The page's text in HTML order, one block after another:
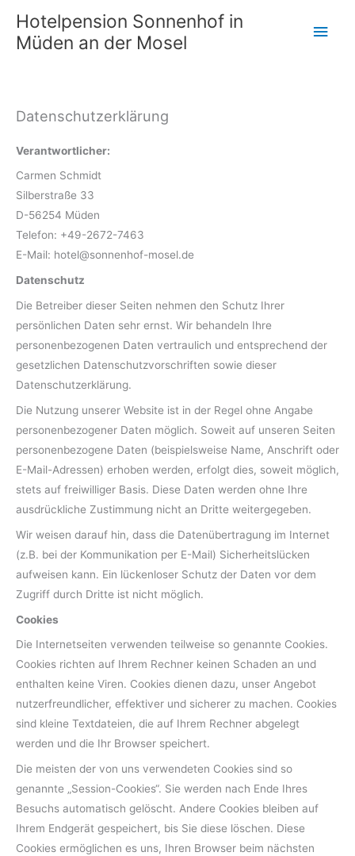
Inhalt
springen
Hotelpension Sonnenhof in
Müden an der Mosel
Datenschutzerklärung
Verantwortlicher:
Carmen Schmidt
Silberstraße 33
D-56254 Müden
Telefon: +49-2672-7463
E-Mail: hotel@sonnenhof-mosel.de
Datenschutz
Die Betreiber dieser Seiten nehmen den Schutz Ihrer
persönlichen Daten sehr ernst. Wir behandeln Ihre
personenbezogenen Daten vertraulich und entsprechend der
gesetzlichen Datenschutzvorschriften sowie dieser
Datenschutzerklärung.
Die Nutzung unserer Website ist in der Regel ohne Angabe
personenbezogener Daten möglich. Soweit auf unseren Seiten
personenbezogene Daten (beispielsweise Name, Anschrift oder
E-Mail-Adressen) erhoben werden, erfolgt dies, soweit möglich,
stets auf freiwilliger Basis. Diese Daten werden ohne Ihre
ausdrückliche Zustimmung nicht an Dritte weitergegeben.
Wir weisen darauf hin, dass die Datenübertragung im Internet
(z.B. bei der Kommunikation per E-Mail) Sicherheitslücken
aufweisen kann. Ein lückenloser Schutz der Daten vor dem
Zugriff durch Dritte ist nicht möglich.
Cookies
Die Internetseiten verwenden teilweise so genannte Cookies.
Cookies richten auf Ihrem Rechner keinen Schaden an und
enthalten keine Viren. Cookies dienen dazu, unser Angebot
nutzerfreundlicher, effektiver und sicherer zu machen. Cookies
sind kleine Textdateien, die auf Ihrem Rechner abgelegt
werden und die Ihr Browser speichert.
Die meisten der von uns verwendeten Cookies sind so
genannte „Session-Cookies“. Sie werden nach Ende Ihres
Besuchs automatisch gelöscht. Andere Cookies bleiben auf
Ihrem Endgerät gespeichert, bis Sie diese löschen. Diese
Cookies ermöglichen es uns, Ihren Browser beim nächsten